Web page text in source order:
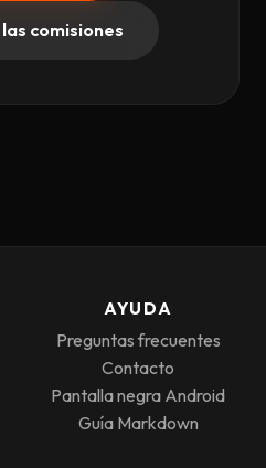
comisiones
AYUDA
Preguntas frecuentes
Contacto
Pantalla negra Android
Guía Markdown